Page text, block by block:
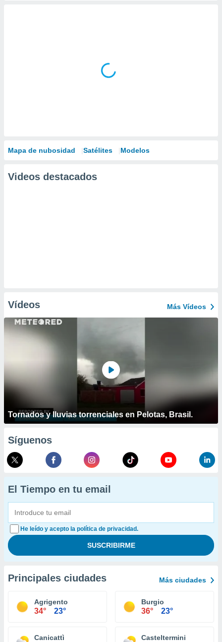
Mapa de nubosidad Satélites Modelos
Videos destacados
Vídeos Más Vídeos
Tornados y lluvias torrenciales en Pelotas, Brasil.
Síguenos
El Tiempo en tu email
He leído y acepto la política de privacidad.
Principales ciudades Más ciudades
Agrigento
34° 23°
Burgio
36° 23°
Canicattì Casteltermini